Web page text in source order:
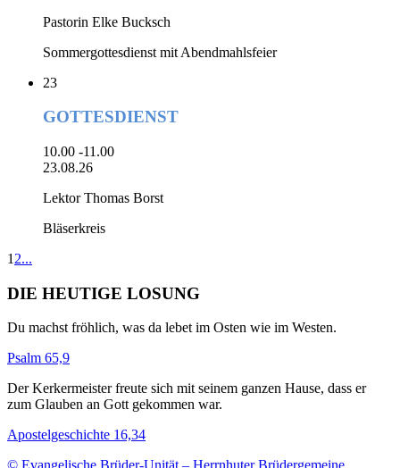
Pastorin Elke Bucksch
Sommergottesdienst mit Abendmahlsfeier
23
GOTTESDIENST
10.00 -11.00
23.08.26
Lektor Thomas Borst
Bläserkreis
1 2...
DIE HEUTIGE LOSUNG
Du machst fröhlich, was da lebet im Osten wie im Westen.
Psalm 65,9
Der Kerkermeister freute sich mit seinem ganzen Hause, dass er
zum Glauben an Gott gekommen war.
Apostelgeschichte 16,34